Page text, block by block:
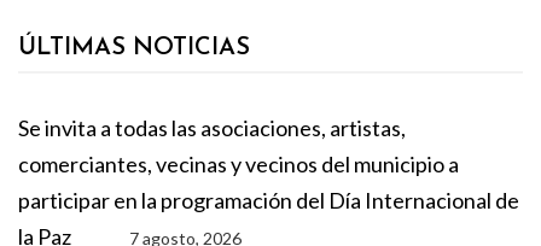
ÚLTIMAS NOTICIAS
Se invita a todas las asociaciones, artistas,
comerciantes, vecinas y vecinos del municipio a
participar en la programación del Día Internacional de
la Paz
7 agosto, 2026